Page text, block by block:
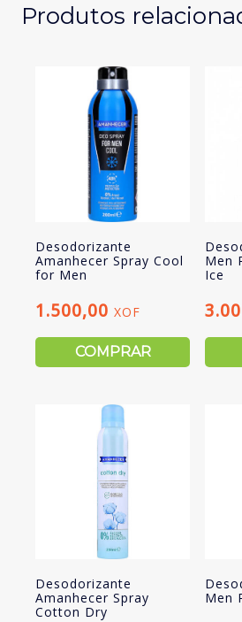
c/12
Produtos
Desodorizante
Amanhecer Spray Cool
for Men
1.500,00 XOF
COMPRAR
Men
Ice
Desodorizante
Amanhecer Spray
Cotton Dry
Men